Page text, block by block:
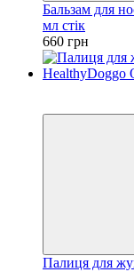
Бальзам для
мл стік
660 грн
Палиця для